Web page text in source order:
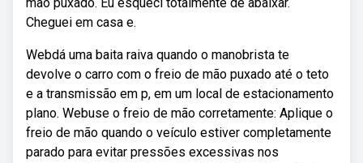
Cheguei em casa e.
Webdá uma baita raiva quando o manobrista te
devolve o carro com o freio de mão puxado até o teto
e a transmissão em p, em um local de estacionamento
plano. Webuse o freio de mão corretamente: Aplique o
freio de mão quando o veículo estiver completamente
parado para evitar pressões excessivas nos